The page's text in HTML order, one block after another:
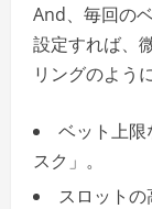
And、毎回の
設定すれば、
リングのよう
ベット上限
スク」。
スロット